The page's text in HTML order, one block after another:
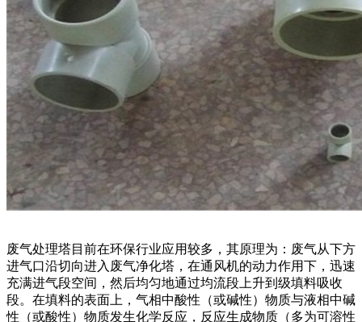
废气处理塔目前在环保行业应用较多，其原理为：废气从下方
进气口沿切向进入废气净化塔，在通风机的动力作用下，迅速
充满进气段空间，然后均匀地通过均流段上升到级填料吸收
段。在填料的表面上，气相中酸性（或碱性）物质与液相中碱
性（或酸性）物质发生化学反应，反应生成物质（多为可溶性